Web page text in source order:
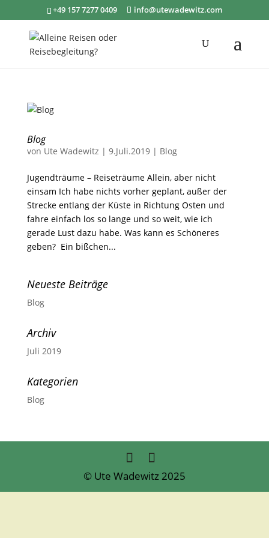
+49 157 7277 0409 info@utewadewitz.com
Blog
von Ute Wadewitz | 9.Juli.2019| Blog
Jugendträume – Reiseträume Allein, aber nicht
einsam Ich habe nichts vorher geplant, außer der
Strecke entlang der Küste in Richtung Osten und
fahre einfach los so lange und so weit, wie ich
gerade Lust dazu habe. Was kann es Schöneres
geben? Ein bißchen...
Neueste Beiträge
Blog
Archiv
Juli 2019
Kategorien
Blog
© Ute Wadewitz 2025